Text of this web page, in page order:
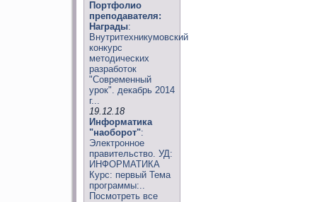
Портфолио
преподавателя:
Награды:
Внутритехникумовский
конкурс
методических
разработок
"Современный
урок". декабрь 2014
г...
19.12.18
Информатика
"наоборот":
Электронное
правительство. УД:
ИНФОРМАТИКА
Курс: первый Тема
программы:..
Посмотреть все